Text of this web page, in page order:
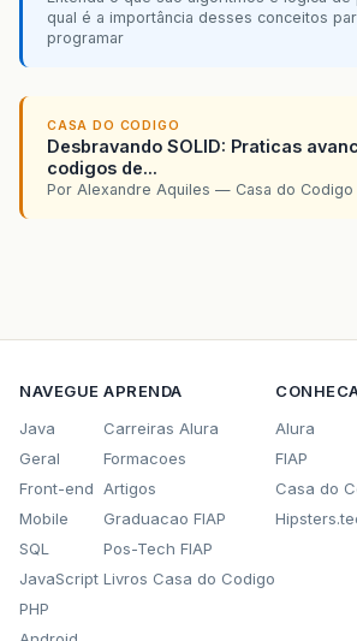
qual é a importância desses conceitos
programar
CASA DO CODIGO
Desbravando SOLID: Praticas
codigos de...
Por Alexandre Aquiles — Casa do Codigo
NAVEGUE
Java
Geral
Front-end
Mobile
SQL
JavaScript
PHP
APRENDA
Carreiras Alura
Formacoes
Artigos
Graduacao FIAP
Pos-Tech FIAP
Livros Casa do Codigo
Alura
FIAP
Casa do